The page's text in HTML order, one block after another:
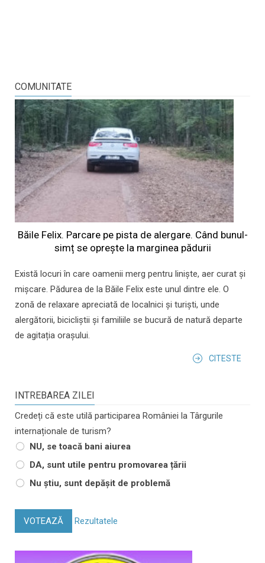
COMUNITATE
Băile Felix. Parcare pe pista de alergare. Când bunul-
simț se oprește la marginea pădurii
Există locuri în care oamenii merg pentru liniște, aer curat și
mișcare. Pădurea de la Băile Felix este unul dintre ele. O
zonă de relaxare apreciată de localnici și turiști, unde
alergătorii, bicicliștii și familiile se bucură de natură departe
de agitația orașului.
CITESTE
INTREBAREA ZILEI
Credeți că este utilă participarea României la Târgurile
internaționale de turism?
NU, se toacă bani aiurea
DA, sunt utile pentru promovarea țării
Nu știu, sunt depășit de problemă
VOTEAZĂ Rezultatele